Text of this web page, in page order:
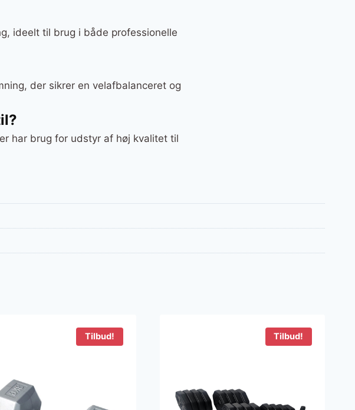
ideelt til brug i både professionelle
der sikrer en velafbalanceret og
har brug for udstyr af høj kvalitet til
Tilbud! Tilbud!